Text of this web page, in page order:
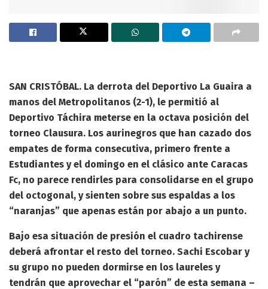
SAN CRISTÓBAL. La derrota del Deportivo La Guaira a
manos del Metropolitanos (2-1), le permitió al
Deportivo Táchira meterse en la octava posición del
torneo Clausura. Los aurinegros que han cazado dos
empates de forma consecutiva, primero frente a
Estudiantes y el domingo en el clásico ante Caracas
Fc, no parece rendirles para consolidarse en el grupo
del octogonal, y sienten sobre sus espaldas a los
“naranjas” que apenas están por abajo a un punto.
Bajo esa situación de presión el cuadro tachirense
deberá afrontar el resto del torneo. Sachi Escobar y
su grupo no pueden dormirse en los laureles y
tendrán que aprovechar el “parón” de esta semana –